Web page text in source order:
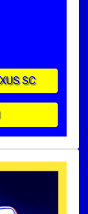
SC